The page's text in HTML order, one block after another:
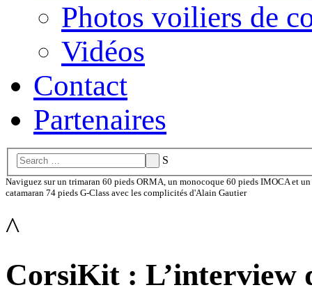
Photos voiliers de
Vidéos
Contact
Partenaires
S
Naviguez sur un trimaran 60 pieds ORMA, un monocoque 60 pieds IMOCA et
catamaran 74 pieds G-Class avec les complicités d'Alain Gautier
^
CorsiKit : L’interview